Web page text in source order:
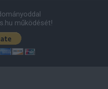
működését!